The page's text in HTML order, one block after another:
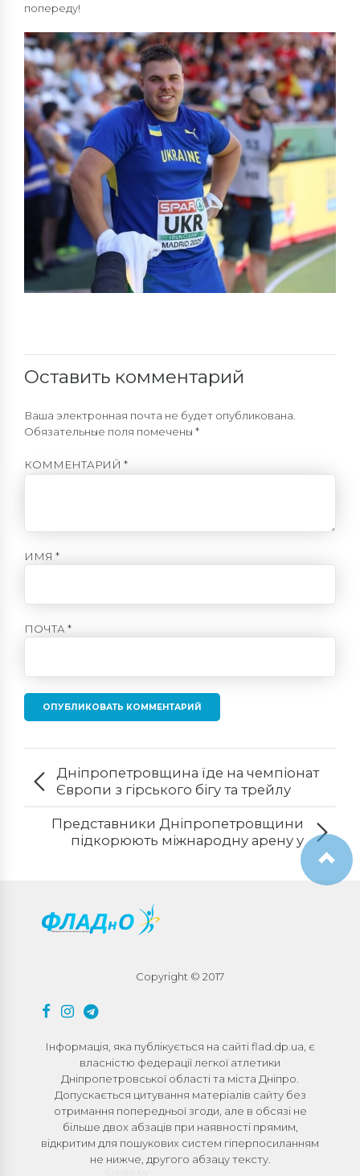
попереду!
Оставить комментарий
Ваша электронная почта не будет опубликована.
Обязательные поля помечены *
КОММЕНТАРИЙ *
ИМЯ *
ПОЧТА *
ОПУБЛИКОВАТЬ КОММЕНТАРИЙ
Дніпропетровщина їде на чемпіонат
Європи з гірського бігу та трейлу
Представники Дніпропетровщини
підкорюють міжнародну арену у
Словаччині
Copyright © 2017
Інформація, яка публікується на сайті flad.dp.ua, є
власністю федерації легкої атлетики
Дніпропетровської області та міста Дніпро.
Допускається цитування матеріалів сайту без
отримання попередньої згоди, але в обсязі не
більше двох абзаців при наявності прямим,
відкритим для пошукових систем гіперпосиланням
не нижче, другого абзацу тексту.